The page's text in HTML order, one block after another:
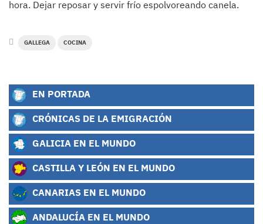
hora. Dejar reposar y servir frío espolvoreando canela.
GALLEGA COCINA
EN PORTADA
CRÓNICAS DE LA EMIGRACIÓN
GALICIA EN EL MUNDO
CASTILLA Y LEÓN EN EL MUNDO
CANARIAS EN EL MUNDO
ANDALUCÍA EN EL MUNDO